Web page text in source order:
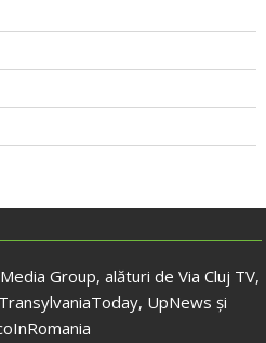
Group, alături de Via Cluj TV,
UpNews și